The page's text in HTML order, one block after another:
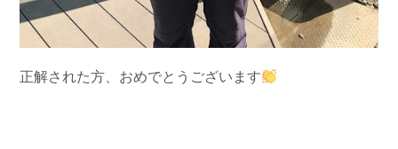
正解された方、おめでとうございます